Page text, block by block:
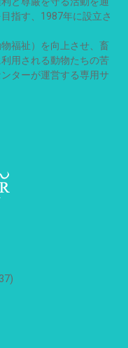
指す、1987年に設立さ
福祉）を向上させ、畜
用される動物たちの苦
ターが運営する専用サ